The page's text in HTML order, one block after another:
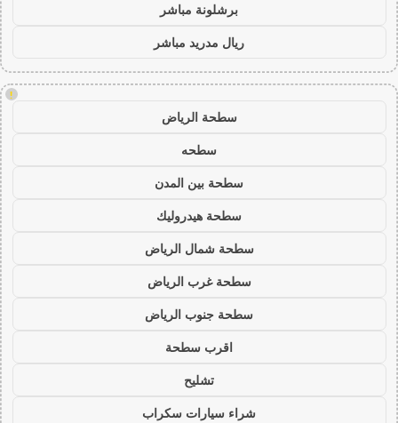
برشلونة مباشر
ريال مدريد مباشر
!
سطحة الرياض
سطحه
سطحة بين المدن
سطحة هيدروليك
سطحة شمال الرياض
سطحة غرب الرياض
سطحة جنوب الرياض
اقرب سطحة
تشليح
شراء سيارات سكراب